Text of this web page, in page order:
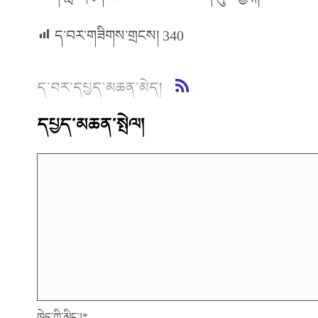
ད་བར་གཟིགས་གྲངས།340
ད་བར་དཔྱད་མཆན་མེད།
དཔྱད་མཆན་སྤེལ།